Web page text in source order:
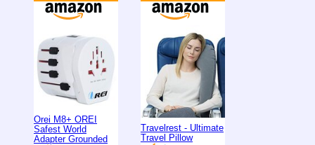
Orei M8+ OREI
Safest World
Adapter Grounded
Travelrest - Ultimate
Travel Pillow